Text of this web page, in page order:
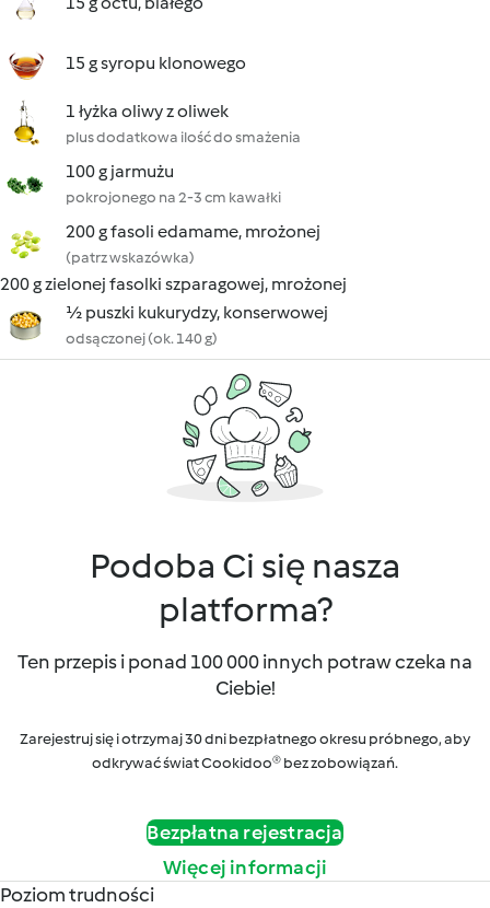
15 g syropu klonowego
1 łyżka oliwy z oliwek
plus dodatkowa ilość do smażenia
100 g jarmużu
pokrojonego na 2-3 cm kawałki
200 g fasoli edamame, mrożonej
(patrz wskazówka)
200 g zielonej fasolki szparagowej, mrożonej
½ puszki kukurydzy, konserwowej
odsączonej (ok. 140 g)
Podoba Ci się nasza
platforma?
Ten przepis i ponad 100 000 innych potraw czeka na
Ciebie!
Zarejestruj się i otrzymaj 30 dni bezpłatnego okresu próbnego, aby
odkrywać świat Cookidoo® bez zobowiązań.
Bezpłatna rejestracja
Więcej informacji
Poziom trudności